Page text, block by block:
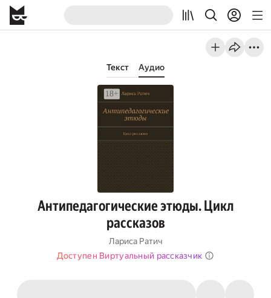
Текст Аудио
Антипедагогические этюды. Цикл
рассказов
Лариса Ратич
Доступен Виртуальный рассказчик